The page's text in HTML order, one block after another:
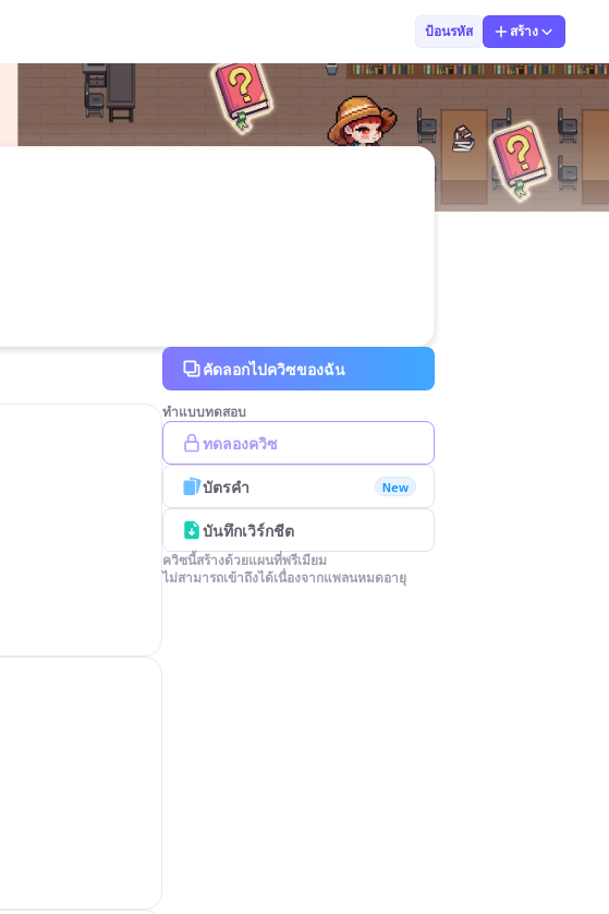
ป้อนรหัส สร้าง
คัดลอกไปควิซของฉัน
ทำแบบทดสอบ
ทดลองควิซ
บัตรคำ New
บันทึกเวิร์กชีต
ควิซนี้สร้างด้วยแผนที่พรีเมียม
ไม่สามารถเข้าถึงได้เนื่องจากแพลนหมดอายุ